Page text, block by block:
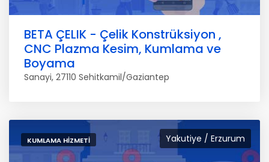
BETA ÇELIK - Çelik Konstrüksiyon ,
CNC Plazma Kesim, Kumlama ve
Boyama
Sanayi, 27110 Sehitkamil/Gaziantep
Yakutiye / Erzurum
KUMLAMA HIZMETI